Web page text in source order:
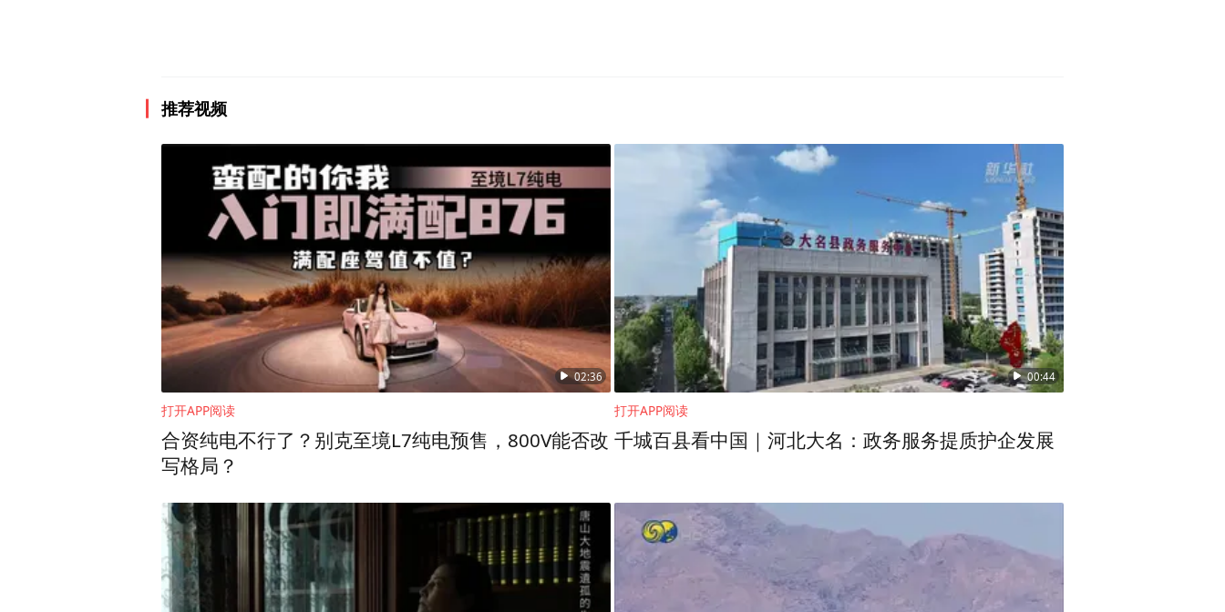
推荐视频
02:36
打开APP阅读
合资纯电不行了？别克至境L7纯电预售，800V能否改
写格局？
00:44
打开APP阅读
千城百县看中国｜河北大名：政务服务提质护企发展